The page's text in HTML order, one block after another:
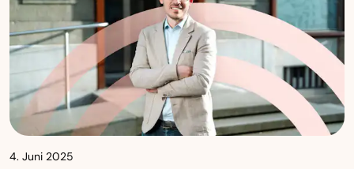
4. Juni 2025